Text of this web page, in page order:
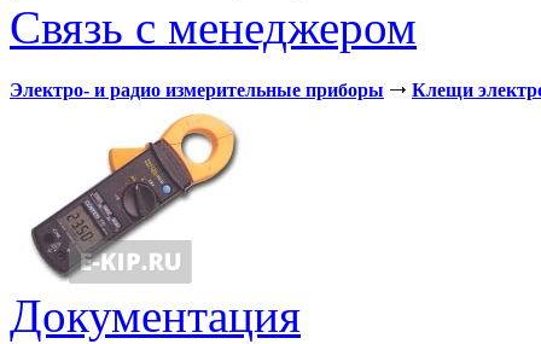
Связь с менеджером
Электро- и радио измерительные приборы Клещи
Документация